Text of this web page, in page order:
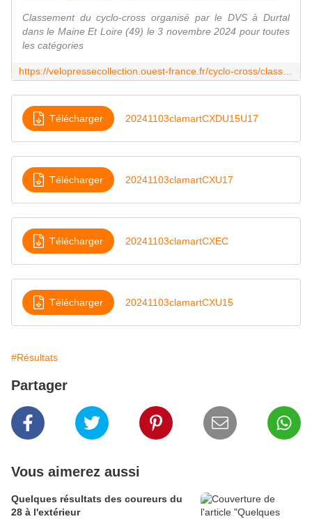
Classement du cyclo-cross organisé par le DVS à Durtal
dans le Maine Et Loire (49) le 3 novembre 2024 pour toutes
les catégories
Télécharger 20241103clamartCXDU15U17
Télécharger 20241103clamartCXU17
Télécharger 20241103clamartCXEC
Télécharger 20241103clamartCXU15
#Résultats
Partager
Vous aimerez aussi
Quelques résultats des coureurs du
28 à l'extérieur